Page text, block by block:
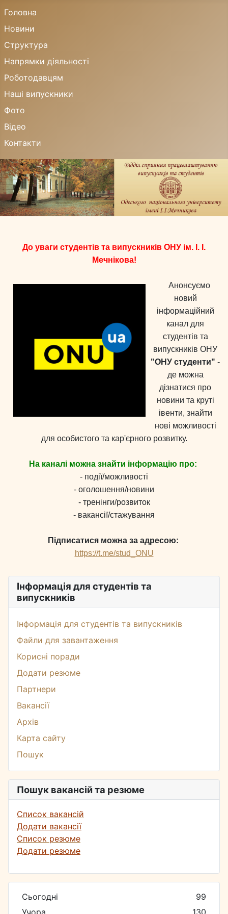
Головна
Новини
Структура
Напрямки діяльності
Роботодавцям
Наші випускники
Фото
Відео
Контакти
Інформація для студентів та
випускників
Інформація для студентів та випускників
Файли для завантаження
Корисні поради
Додати резюме
Партнери
Вакансії
Архів
Карта сайту
Пошук
Пошук вакансій та резюме
Список вакансій
Додати вакансії
Список резюме
Додати резюме
Сьогодні
99
Учора
130
До уваги студентів та випускників ОНУ ім. І. І.
Мечнікова!
Анонсуємо
новий
інформаційний
канал для
студентів та
випускників ОНУ
"ОНУ студенти" -
де можна
дізнатися про
новини та круті
івенти, знайти
нові можливості
для особистого та кар'єрного розвитку.
На каналі можна знайти інформацію про:
- події/можливості
- оголошення/новини
- тренінги/розвиток
- вакансії/стажування
Підписатися можна за адресою:
https://t.me/stud_ONU